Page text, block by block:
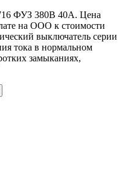
ФУЗ 380В 40А. Цена
на ООО к стоимости
выключатель серии
тока в нормальном
замыканиях,